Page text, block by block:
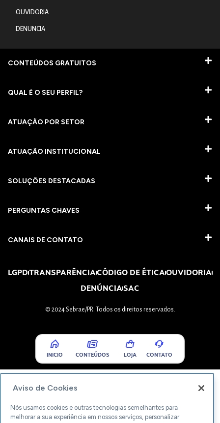
OUVIDORIA
DENUNCIA
CONTEÚDOS GRATUITOS
QUAL É O SEU PERFIL?
ATUAÇÃO POR SETOR
ATUAÇÃO INSTITUCIONAL
SOLUÇÕES DESTACADAS
PERGUNTAS CHAVES​
CANAIS DE CONTATO
LGPDTRANSPARÊNCIACÓDIGO DE ÉTICAOUVIDORIA
DENÚNCIASAC
© 2024 Sebrae/PR. Todos os direitos reservados.
INICIO CONTEÚDOS LOJA CONTATO
Aviso de Cookies
Nós usamos cookies e outras tecnologias semelhantes para
melhorar a sua experiência em nossos serviços, personalizar